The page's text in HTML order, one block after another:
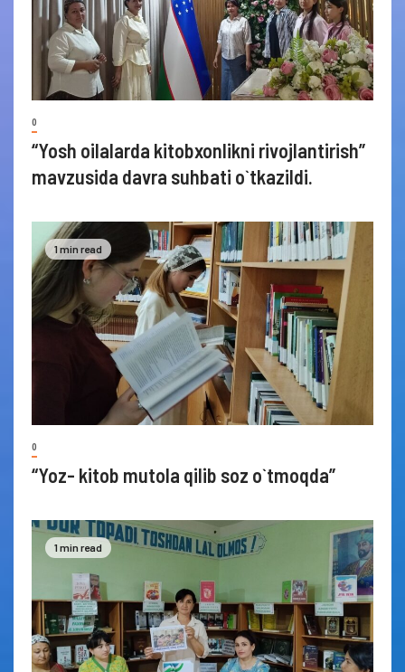
0
“Yosh oilalarda kitobxonlikni rivojlantirish”
mavzusida davra suhbati o`tkazildi.
1 min read
0
“Yoz- kitob mutola qilib soz o`tmoqda”
1 min read